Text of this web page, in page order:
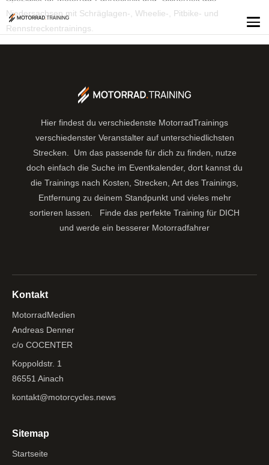
Niedersachsen mit Schräglagen-, Wheelie-, Pitbike- und
Rennstreckentrainings.
Hier findest du verschiedenste MotorradTrainings
verschiedenster Veranstalter auf unterschiedlichsten
Strecken. Um das passende für dich zu finden, nutze
doch einfach die Suche im Eventkalender, dort kannst du
die Trainings nach Kosten, Strecken, Art des Trainings,
Entfernung zu deinem Standpunkt und vieles mehr
sortieren lassen. Finde das perfekte Training für DICH
und werde ein besserer Motorradfahrer
Kontakt
MotorradMedien
Andreas Denner
c/o COCENTER
Koppoldstr. 1
86551 Ainach
kontakt@motorcycles.news
Sitemap
Startseite